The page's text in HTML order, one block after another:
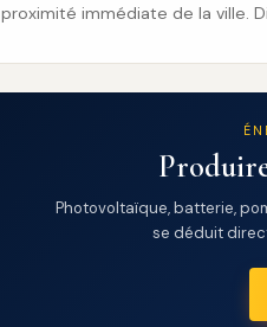
proximité immédiate de la ville.
Photovoltaïque, batterie,
se déduit